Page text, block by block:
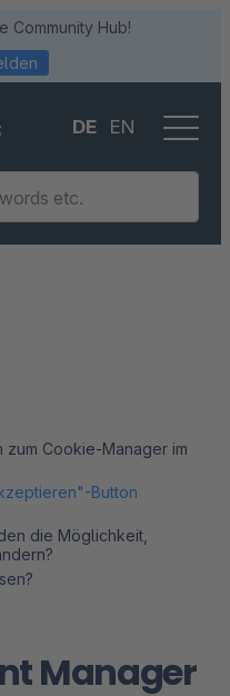
Community Hub!
DE EN
Manager
Cookie-Manager im
Button
die Möglichkeit,